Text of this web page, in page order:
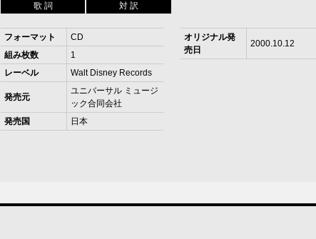
歌 詞 対 訳
フォーマット
CD
組み枚数
1
レーベル
Walt Disney Records
発売元
ユニバーサル ミュージ
ック合同会社
発売国
日本
オリジナル発
売日
2000.10.12